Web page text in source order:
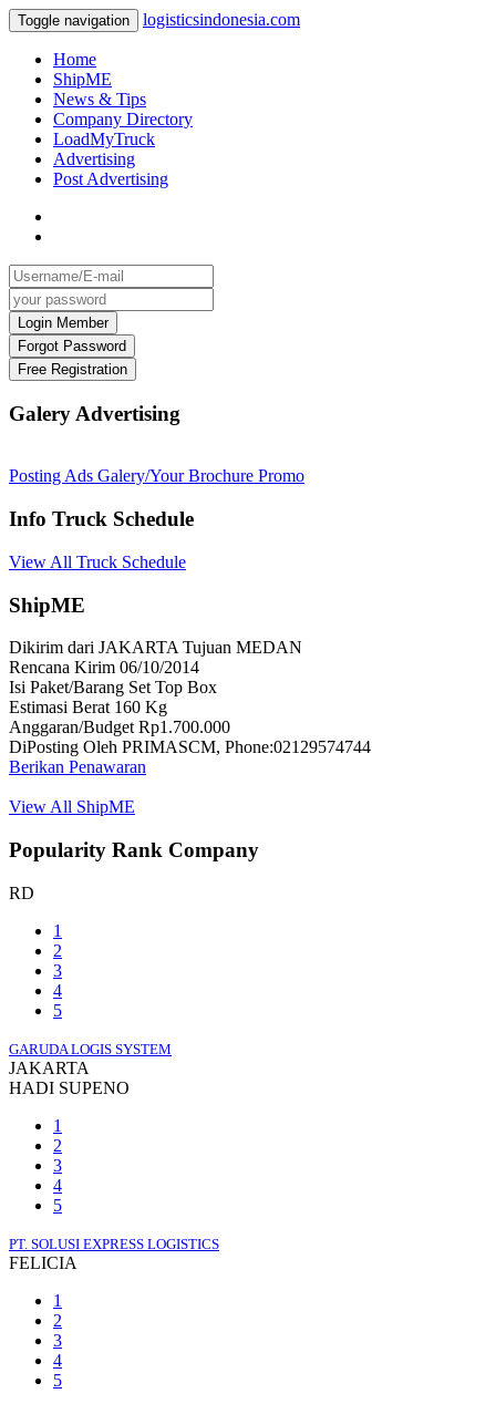
Toggle navigation logisticsindonesia.com
Home
ShipME
News & Tips
Company Directory
LoadMyTruck
Advertising
Post Advertising
Galery Advertising
Posting Ads Galery/Your Brochure Promo
Info Truck Schedule
View All Truck Schedule
ShipME
Dikirim dari JAKARTA Tujuan MEDAN
Rencana Kirim 06/10/2014
Isi Paket/Barang Set Top Box
Estimasi Berat 160 Kg
Anggaran/Budget Rp1.700.000
DiPosting Oleh PRIMASCM, Phone:02129574744
Berikan Penawaran
View All ShipME
Popularity Rank Company
RD
1
2
3
4
5
GARUDA LOGIS SYSTEM
JAKARTA
HADI SUPENO
1
2
3
4
5
PT. SOLUSI EXPRESS LOGISTICS
FELICIA
1
2
3
4
5